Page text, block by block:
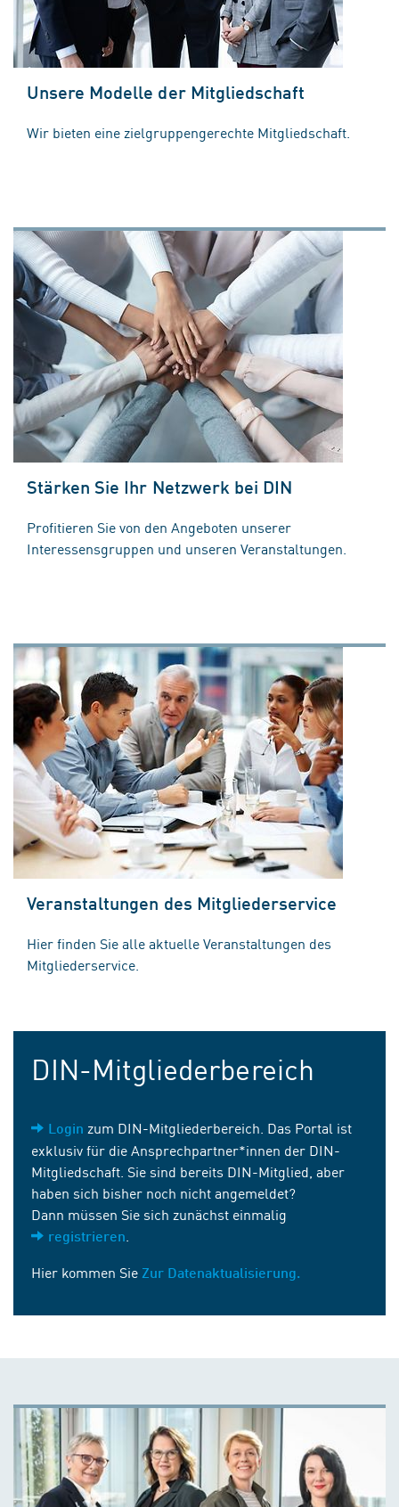
Unsere Modelle der Mitgliedschaft
Wir bieten eine zielgruppengerechte Mitgliedschaft.
Stärken Sie Ihr Netzwerk bei DIN
Profitieren Sie von den Angeboten unserer
Interessensgruppen und unseren Veranstaltungen.
Veranstaltungen des Mitgliederservice
Hier finden Sie alle aktuelle Veranstaltungen des
Mitgliederservice.
DIN-Mitgliederbereich
Login zum DIN-Mitgliederbereich. Das Portal ist
exklusiv für die Ansprechpartner*innen der DIN-
Mitgliedschaft. Sie sind bereits DIN-Mitglied, aber
haben sich bisher noch nicht angemeldet?
Dann müssen Sie sich zunächst einmalig
registrieren
Hier kommen Sie Zur Datenaktualisierung.